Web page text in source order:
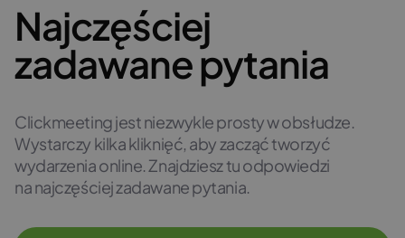
Najczęściej
zadawane pytania
Clickmeeting jest niezwykle prosty w obsłudze.
Wystarczy kilka kliknięć, aby zacząć tworzyć
wydarzenia online. Znajdziesz tu odpowiedzi
na najczęściej zadawane pytania.